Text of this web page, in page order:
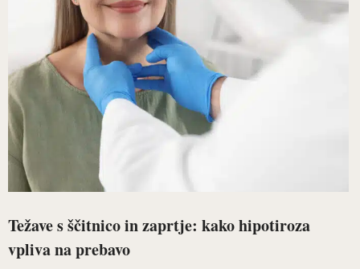
Težave s ščitnico in zaprtje: kako hipotiroza
vpliva na prebavo